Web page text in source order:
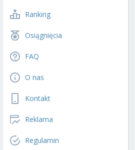
Ranking
Osiągnięcia
FAQ
O nas
Kontakt
Reklama
Regulamin